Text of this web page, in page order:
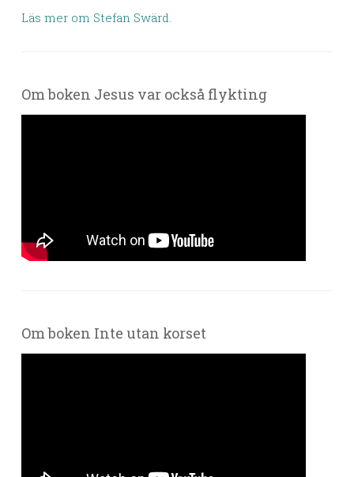
Läs mer om Stefan Swärd.
Om boken Jesus var också flykting
Om boken Inte utan korset